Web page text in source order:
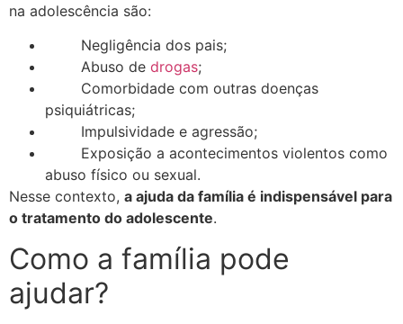
na adolescência são:
Negligência dos pais;
Abuso de drogas;
Comorbidade com outras doenças
psiquiátricas;
Impulsividade e agressão;
Exposição a acontecimentos violentos como
abuso físico ou sexual.
Nesse contexto, a ajuda da família é indispensável para
o tratamento do adolescente.
Como a família pode
ajudar?